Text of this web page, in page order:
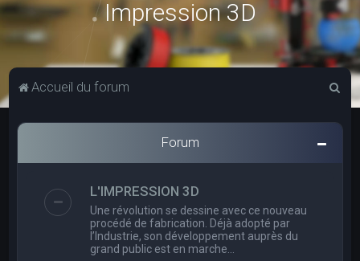
Impression 3D
Accueil du forum
c
Forum
L'IMPRESSION 3D
Une révolution se dessine avec ce nouveau
procédé de fabrication. Déjà adopté par
l’Industrie, son développement auprès du
grand public est en marche…